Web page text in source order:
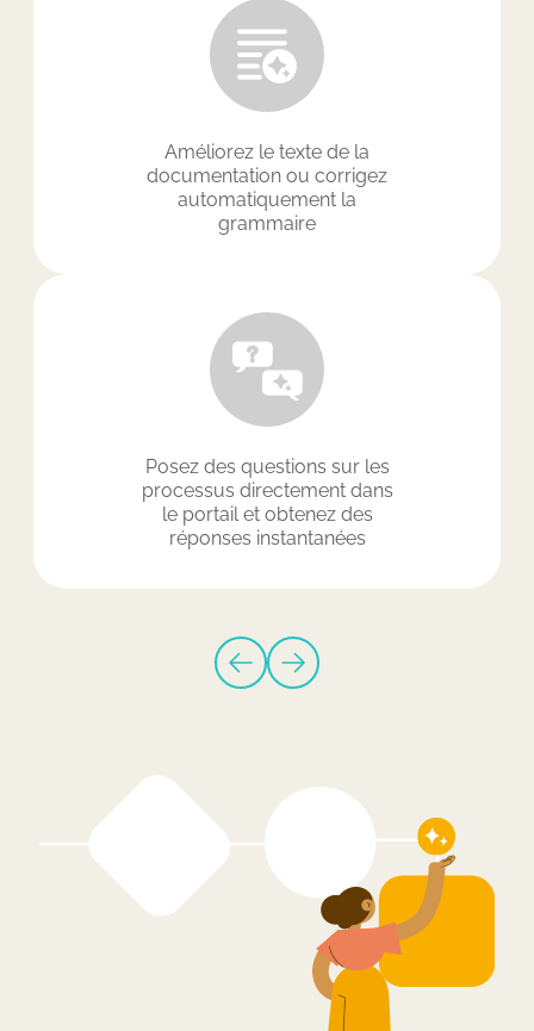
Améliorez le texte de la
documentation ou corrigez
automatiquement la
grammaire
Posez des questions sur les
processus directement dans
le portail et obtenez des
réponses instantanées